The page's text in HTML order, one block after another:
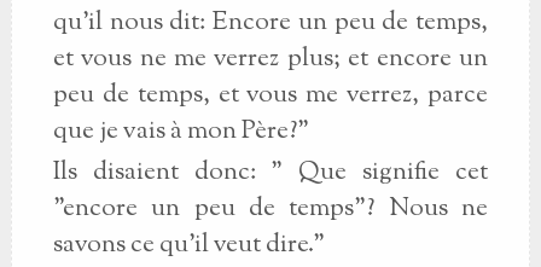
qu'il nous dit: Encore un peu de temps,
et vous ne me verrez plus; et encore un
peu de temps, et vous me verrez, parce
que je vais à mon Père?"
Ils disaient donc: " Que signifie cet
"encore un peu de temps"? Nous ne
savons ce qu'il veut dire."